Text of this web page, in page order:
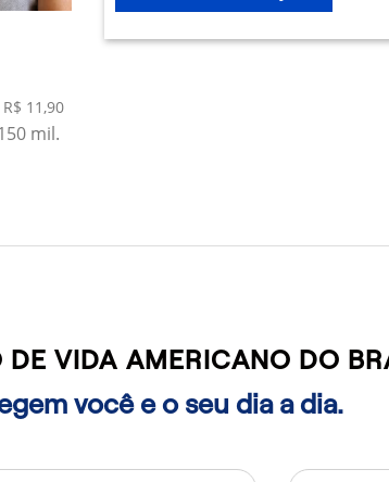
11,90
mil.
DE VIDA AMERICANO DO
você e o seu dia a dia.